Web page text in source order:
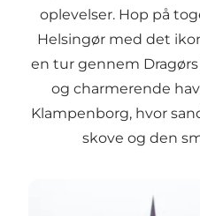
oplevelser. Hop på
Helsingør med det
en tur gennem
og charmerende
Klampenborg, hvor
skove og den